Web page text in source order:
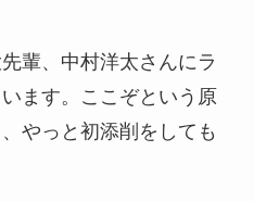
輩、中村洋太さんにラ
ます。ここぞという原
やっと初添削をしても